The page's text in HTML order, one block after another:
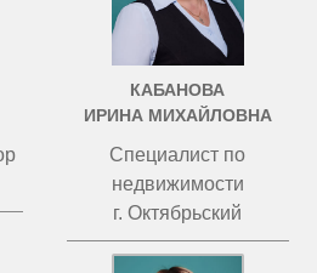
КАБАНОВА
ИРИНА МИХАЙЛОВНА
Специалист по
недвижимости
г. Октябрьский